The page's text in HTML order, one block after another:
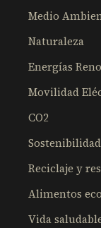
Medio
Naturaleza
Energías
Movilidad
CO2
Sostenibilidad
Reciclaje y
Alimentos
Vida